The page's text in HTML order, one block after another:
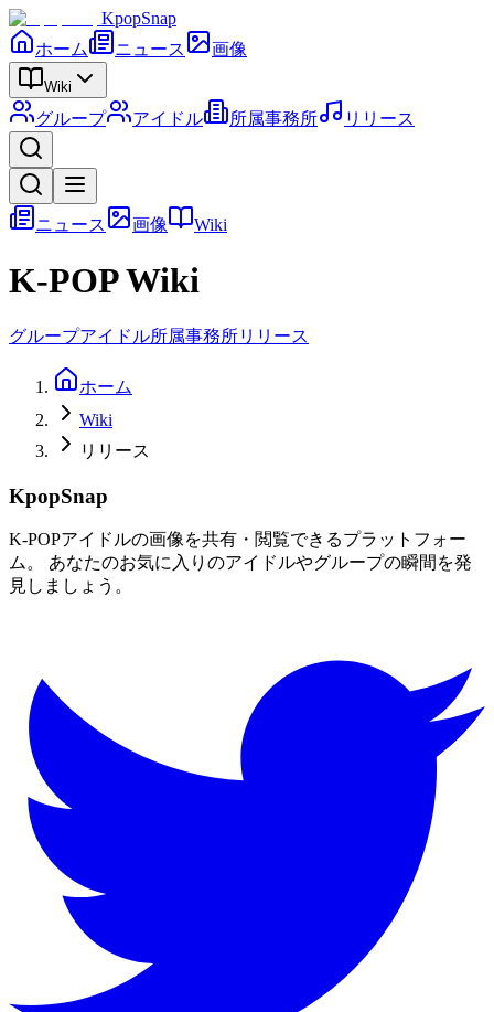
KpopSnap
ホーム
ニュース 画像
Wiki
グループ アイドル 所属事務所 リリース
ニュース 画像 Wiki
K-POP Wiki
グループアイドル所属事務所リリース
ホーム
Wiki
リリース
KpopSnap
K-POPアイドルの画像を共有・閲覧できるプラットフォー
ム。 あなたのお気に入りのアイドルやグループの瞬間を発
見しましょう。